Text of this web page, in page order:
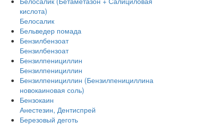
кислота)
Белосалик
Бельведер помада
Бензилбензоат
Бензилбензоат
Бензилпенициллин
Бензилпенициллин
Бензилпенициллин (Бензилпенициллина
новокаиновая соль)
Бензокаин
Анестезин, Дентиспрей
Березовый деготь